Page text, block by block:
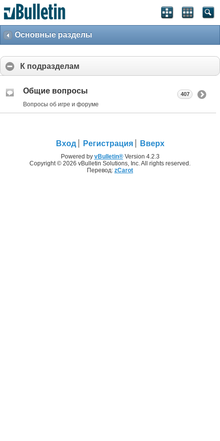
Основные разделы
К подразделам
Общие вопросы
Вопросы об игре и форуме
407
Вход Регистрация Вверх
Powered by vBulletin®Version 4.2.3
Copyright © 2026 vBulletin Solutions, Inc. All rights reserved.
Перевод: zCarot